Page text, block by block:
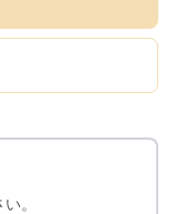
。